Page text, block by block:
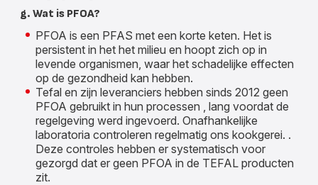
g. Wat is PFOA?
PFOA is een PFAS met een korte keten. Het is
persistent in het het milieu en hoopt zich op in
levende organismen, waar het schadelijke effecten
op de gezondheid kan hebben.
Tefal en zijn leveranciers hebben sinds 2012 geen
PFOA gebruikt in hun processen , lang voordat de
regelgeving werd ingevoerd. Onafhankelijke
laboratoria controleren regelmatig ons kookgerei. .
Deze controles hebben er systematisch voor
gezorgd dat er geen PFOA in de TEFAL producten
zit.